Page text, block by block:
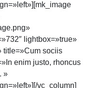
lightbox=»true»
title=»Cum sociis
enim justo, rhoncus
»
vc_column]